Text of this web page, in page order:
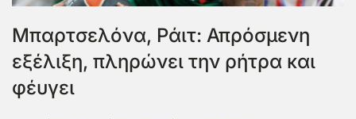
Μπαρτσελόνα, Ράιτ: Απρόσμενη
εξέλιξη, πληρώνει την ρήτρα και
φέυγει